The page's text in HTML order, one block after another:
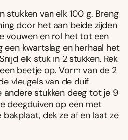
stukken van elk 100 g. Breng
door het aan beide zijden
vouwen en rol het tot een
een kwartslag en herhaal het
elk stuk in 2 stukken. Rek
beetje op. Vorm van de 2
vleugels van de duif.
andere stukken deeg tot je 9
deegduiven op een met
dek ze af en laat ze